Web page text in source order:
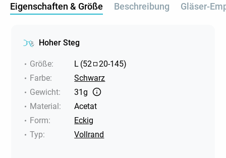
Eigenschaften & Größe Beschreibung Gläser-
Hoher Steg
Größe: L (52 20-145)
Farbe:
Schwarz
Gewicht:
31g
Material:
Acetat
Form:
Eckig
Typ: Vollrand